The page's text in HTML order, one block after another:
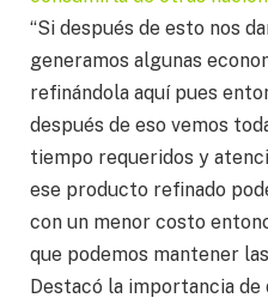
“Si después de esto nos
generamos algunas
refinándola aquí pues
después de eso vemos
tiempo requeridos y
ese producto refinado
con un menor costo
que podemos mantener
Destacó la importancia